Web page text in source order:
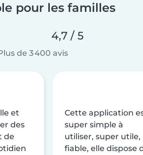
pour les familles
4,7 / 5
de 3 400 avis
et
des
de
Cette application
super simple à
utiliser, super utile,
fiable, elle dispose